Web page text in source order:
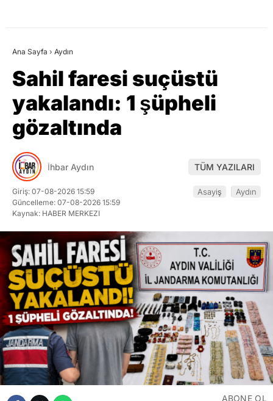
Ana Sayfa › Aydın
Sahil faresi suçüstü
yakalandı: 1 şüpheli
gözaltında
İhbar Aydın TÜM YAZILARI
Giriş: 07-08-2026 15:59
Güncelleme: 07-08-2026 15:59
Kaynak: HABER MERKEZI
Asayiş Aydın
ABONE OL